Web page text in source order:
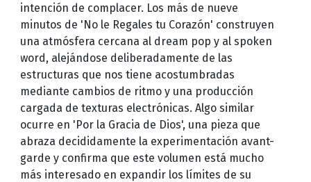
intención de complacer. Los más de nueve
minutos de 'No le Regales tu Corazón' construyen
una atmósfera cercana al dream pop y al spoken
word, alejándose deliberadamente de las
estructuras que nos tiene acostumbradas
mediante cambios de ritmo y una producción
cargada de texturas electrónicas. Algo similar
ocurre en 'Por la Gracia de Dios', una pieza que
abraza decididamente la experimentación avant-
garde y confirma que este volumen está mucho
más interesado en expandir los límites de su